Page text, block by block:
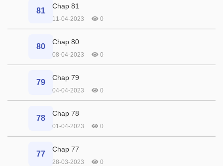
81
Chap 81
11-04-2023 0
80
Chap 80
08-04-2023 0
79
Chap 79
04-04-2023 0
78
Chap 78
01-04-2023 0
77
Chap 77
28-03-2023 0